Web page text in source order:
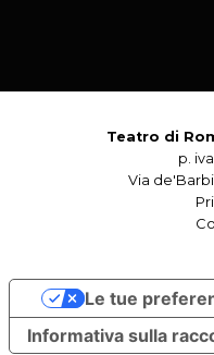
Teatro di
p.
Via
Informativa sulla
Le tue